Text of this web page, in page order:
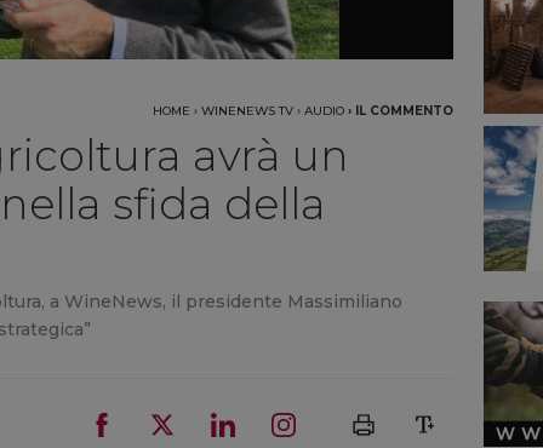
HOME › WINENEWS TV › AUDIO › IL COMMENTO
avrà un
sfida della
a WineNews, il presidente Massimiliano